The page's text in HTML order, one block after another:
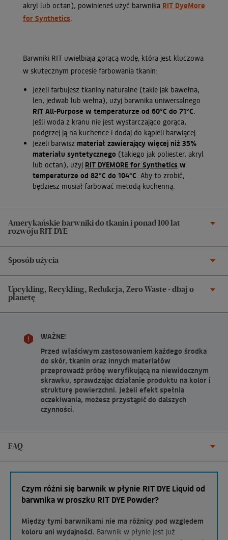
akryl lub octan), powinieneś użyć barwnika RIT DyeMore
for Synthetics
Barwniki RIT uwielbiają gorącą wodę, która jest kluczowa
w skutecznym procesie farbowania tkanin:
Jeżeli farbujesz tkaniny naturalne (takie jak bawełna,
len, jedwab lub wełna), użyj barwnika uniwersalnego
RIT All-Purpose w temperaturze od 60°C do 71°C
Jeśli woda z kranu nie jest wystarczająco gorąca,
podgrzej ją na kuchence i dodaj do kąpieli barwiącej.
Jeżeli barwisz materiał zawierający więcej niż 35%
materiału syntetycznego (takiego jak poliester, akryl
lub octan), użyj RIT DYEMORE for Synthetics w
temperaturze od 82°C do 104°C . Aby to zrobić,
będziesz musiał farbować metodą kuchenną.
Amerykańskie barwniki do tkanin i ponad 100 lat
rozwoju RIT DYE
Sposób użycia
Upcykling, Recykling, Redukcja, Zero Waste - dbaj o
planetę
WAŻNE!
Przed właściwym zastosowaniem każdego środka
do skór, tkanin oraz innych materiałów
przeprowadź próbę weryfikującą na niewidocznym
skrawku, sprawdzając działanie produktu na kolor i
strukturę powierzchni. Jeżeli efekt spełnia
oczekiwania, możesz przystąpić do dalszych
czynności.
FAQ
Czym różni się barwnik w płynie RIT DYE Liquid od
barwnika w proszku RIT DYE Powder?
Między tymi barwnikami nie ma różnicy pod względem
koloru ani wydajności. Barwnik w płynie jest już